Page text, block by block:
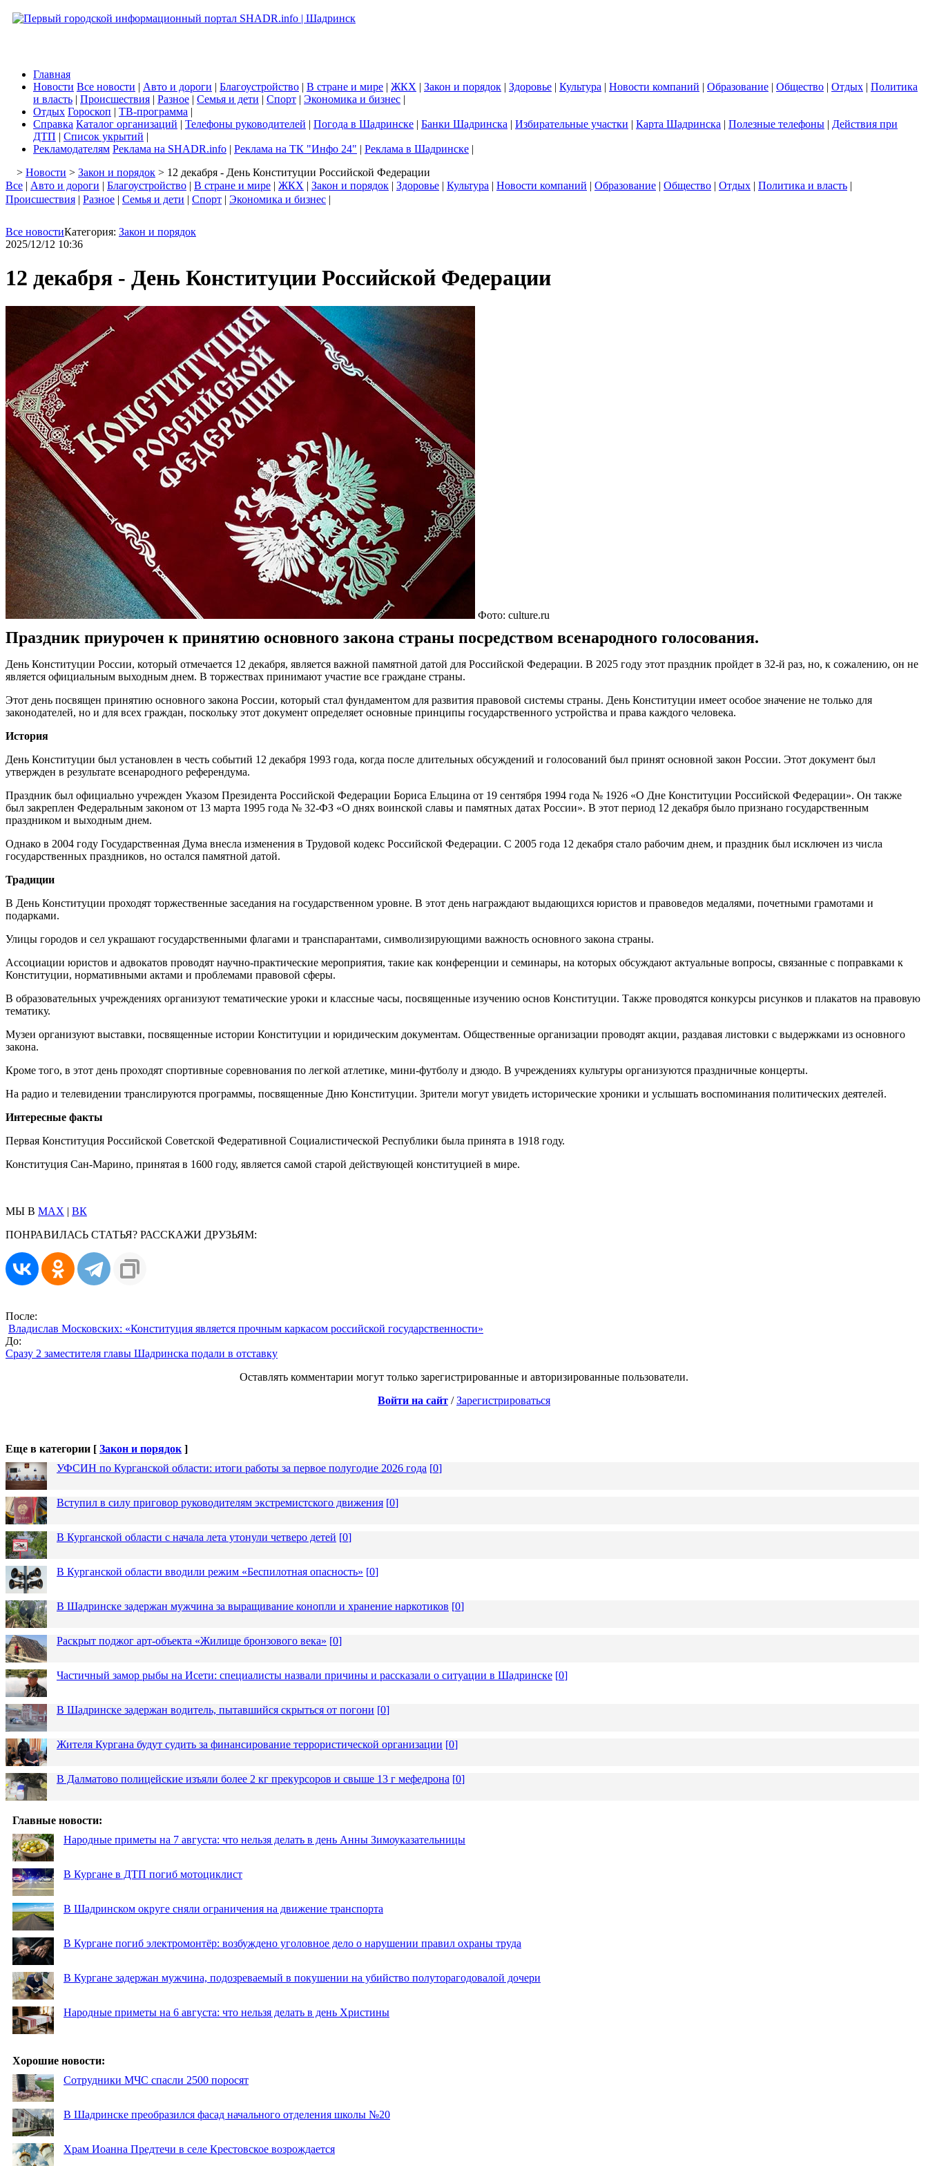
Главная
Новости Все новости | Авто и дороги | Благоустройство | В стране и мире | ЖКХ | Закон и порядок | Здоровье | Культура | Новости компаний | Образование | Общество | Отдых | Политика
и власть | Происшествия | Разное | Семья и дети | Спорт | Экономика и бизнес |
Отдых Гороскоп | ТВ-программа |
Справка Каталог организаций | Телефоны руководителей | Погода в Шадринске | Банки Шадринска | Избирательные участки | Карта Шадринска | Полезные телефоны | Действия при
ДТП | Список укрытий |
Рекламодателям Реклама на SHADR.info | Реклама на ТК "Инфо 24" | Реклама в Шадринске |
> Новости > Закон и порядок > 12 декабря - День Конституции Российской Федерации
Все | Авто и дороги | Благоустройство | В стране и мире | ЖКХ | Закон и порядок | Здоровье | Культура | Новости компаний | Образование | Общество | Отдых | Политика и власть |
Происшествия | Разное | Семья и дети | Спорт | Экономика и бизнес |
Все новостиКатегория: Закон и порядок
2025/12/12 10:36
12 декабря - День Конституции Российской Федерации
Фото: culture.ru
Праздник приурочен к принятию основного закона страны посредством всенародного голосования.
День Конституции России, который отмечается 12 декабря, является важной памятной датой для Российской Федерации. В 2025 году этот праздник пройдет в 32-й раз, но, к сожалению, он не
является официальным выходным днем. В торжествах принимают участие все граждане страны.
Этот день посвящен принятию основного закона России, который стал фундаментом для развития правовой системы страны. День Конституции имеет особое значение не только для
законодателей, но и для всех граждан, поскольку этот документ определяет основные принципы государственного устройства и права каждого человека.
История
День Конституции был установлен в честь событий 12 декабря 1993 года, когда после длительных обсуждений и голосований был принят основной закон России. Этот документ был
утвержден в результате всенародного референдума.
Праздник был официально учрежден Указом Президента Российской Федерации Бориса Ельцина от 19 сентября 1994 года № 1926 «О Дне Конституции Российской Федерации». Он также
был закреплен Федеральным законом от 13 марта 1995 года № 32-ФЗ «О днях воинской славы и памятных датах России». В этот период 12 декабря было признано государственным
праздником и выходным днем.
Однако в 2004 году Государственная Дума внесла изменения в Трудовой кодекс Российской Федерации. С 2005 года 12 декабря стало рабочим днем, и праздник был исключен из числа
государственных праздников, но остался памятной датой.
Традиции
В День Конституции проходят торжественные заседания на государственном уровне. В этот день награждают выдающихся юристов и правоведов медалями, почетными грамотами и
подарками.
Улицы городов и сел украшают государственными флагами и транспарантами, символизирующими важность основного закона страны.
Ассоциации юристов и адвокатов проводят научно-практические мероприятия, такие как конференции и семинары, на которых обсуждают актуальные вопросы, связанные с поправками к
Конституции, нормативными актами и проблемами правовой сферы.
В образовательных учреждениях организуют тематические уроки и классные часы, посвященные изучению основ Конституции. Также проводятся конкурсы рисунков и плакатов на правовую
тематику.
Музеи организуют выставки, посвященные истории Конституции и юридическим документам. Общественные организации проводят акции, раздавая листовки с выдержками из основного
закона.
Кроме того, в этот день проходят спортивные соревнования по легкой атлетике, мини-футболу и дзюдо. В учреждениях культуры организуются праздничные концерты.
На радио и телевидении транслируются программы, посвященные Дню Конституции. Зрители могут увидеть исторические хроники и услышать воспоминания политических деятелей.
Интересные факты
Первая Конституция Российской Советской Федеративной Социалистической Республики была принята в 1918 году.
Конституция Сан-Марино, принятая в 1600 году, является самой старой действующей конституцией в мире.
МЫ В MAX | ВК
ПОНРАВИЛАСЬ СТАТЬЯ? РАССКАЖИ ДРУЗЬЯМ:
После:
Владислав Московских: «Конституция является прочным каркасом российской государственности»
До:
Сразу 2 заместителя главы Шадринска подали в отставку
Оставлять комментарии могут только зарегистрированные и авторизированные пользователи.
Войти на сайт /Зарегистрироваться
Еще в категории [ Закон и порядок ]
УФСИН по Курганской области: итоги работы за первое полугодие 2026 года [0]
Вступил в силу приговор руководителям экстремистского движения [0]
В Курганской области с начала лета утонули четверо детей [0]
В Курганской области вводили режим «Беспилотная опасность» [0]
В Шадринске задержан мужчина за выращивание конопли и хранение наркотиков [0]
Раскрыт поджог арт-объекта «Жилище бронзового века» [0]
Частичный замор рыбы на Исети: специалисты назвали причины и рассказали о ситуации в Шадринске [0]
В Шадринске задержан водитель, пытавшийся скрыться от погони [0]
Жителя Кургана будут судить за финансирование террористической организации [0]
В Далматово полицейские изъяли более 2 кг прекурсоров и свыше 13 г мефедрона [0]
Главные новости:
Народные приметы на 7 августа: что нельзя делать в день Анны Зимоуказательницы
В Кургане в ДТП погиб мотоциклист
В Шадринском округе сняли ограничения на движение транспорта
В Кургане погиб электромонтёр: возбуждено уголовное дело о нарушении правил охраны труда
В Кургане задержан мужчина, подозреваемый в покушении на убийство полуторагодовалой дочери
Народные приметы на 6 августа: что нельзя делать в день Христины
Хорошие новости:
Сотрудники МЧС спасли 2500 поросят
В Шадринске преобразился фасад начального отделения школы №20
Храм Иоанна Предтечи в селе Крестовское возрождается